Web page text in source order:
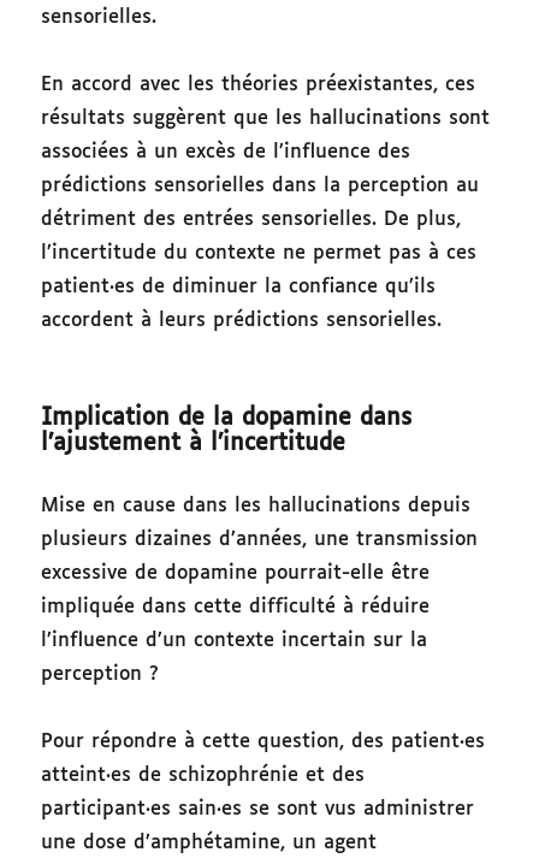
sensorielles.
En accord avec les théories préexistantes, ces
résultats suggèrent que les hallucinations sont
associées à un excès de l’influence des
prédictions sensorielles dans la perception au
détriment des entrées sensorielles. De plus,
l’incertitude du contexte ne permet pas à ces
patient·es de diminuer la confiance qu’ils
accordent à leurs prédictions sensorielles.
Implication de la dopamine dans
l’ajustement à l’incertitude
Mise en cause dans les hallucinations depuis
plusieurs dizaines d’années, une transmission
excessive de dopamine pourrait-elle être
impliquée dans cette difficulté à réduire
l’influence d’un contexte incertain sur la
perception ?
Pour répondre à cette question, des patient·es
atteint·es de schizophrénie et des
participant·es sain·es se sont vus administrer
une dose d’amphétamine, un agent